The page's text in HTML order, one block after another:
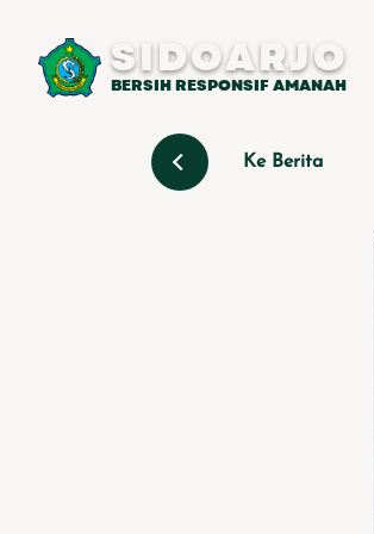
SIDOARJO
BERSIH RESPONSIF AMANAH
Ke Berita